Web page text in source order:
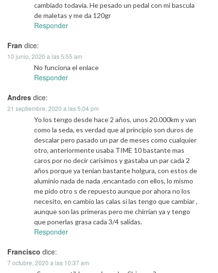
cambiado todavía. He pesado un pedal con mi bascula
de maletas y me da 120gr
Responder
Fran dice:
10 junio, 2020 a las 5:55 am
No funciona el enlace
Responder
Andres dice:
21 septiembre, 2020 a las 5:04 pm
Yo los tengo desde hace 2 años, unos 20.000km y van
como la seda, es verdad que al principio son duros de
descalar pero pasado un par de meses como cualquier
otro, anteriormente usaba TIME 10 bastante mas
caros por no decir carisimos y gastaba un par cada 2
años porque ya tenian bastante holgura, con estos de
aluminio nada de nada ,encantado con ellos, lo mismo
me pido otro s de repuesto aunque por ahora no los
necesito, en cambio las calas si las tengo que cambiar ,
aunque son las primeras pero me chirrian ya y tengo
que ponerlas grasa cada 3/4 salidas.
Responder
Francisco dice:
7 octubre, 2020 a las 10:37 am